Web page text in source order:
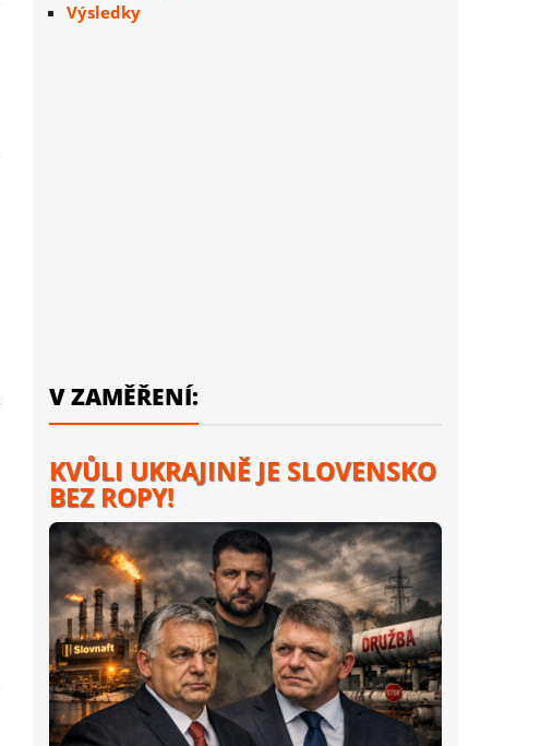
Výsledky
V ZAMĚŘENÍ:
KVŮLI UKRAJINĚ JE SLOVENSKO
BEZ ROPY!